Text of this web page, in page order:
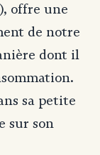
offre une
de notre
dont il
sa petite
sur son